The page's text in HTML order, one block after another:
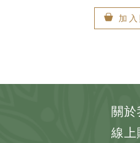
加
關於
線上